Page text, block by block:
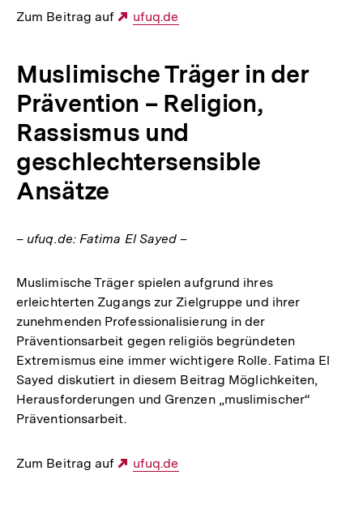
Zum Beitrag auf
Externer
ufuq.de
Muslimische Träger in der
Prävention – Religion,
Rassismus und
geschlechtersensible
Ansätze
– ufuq.de: Fatima El Sayed –
Muslimische Träger spielen aufgrund ihres
erleichterten Zugangs zur Zielgruppe und ihrer
zunehmenden Professionalisierung in der
Präventionsarbeit gegen religiös begründeten
Extremismus eine immer wichtigere Rolle. Fatima El
Sayed diskutiert in diesem Beitrag Möglichkeiten,
Herausforderungen und Grenzen „muslimischer“
Präventionsarbeit.
Zum Beitrag auf
Externer
ufuq.de